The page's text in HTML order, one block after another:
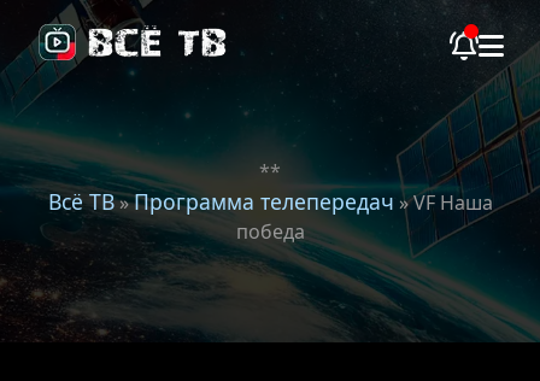
**
Всё ТВ»Программа телепередач » VF Наша
победа